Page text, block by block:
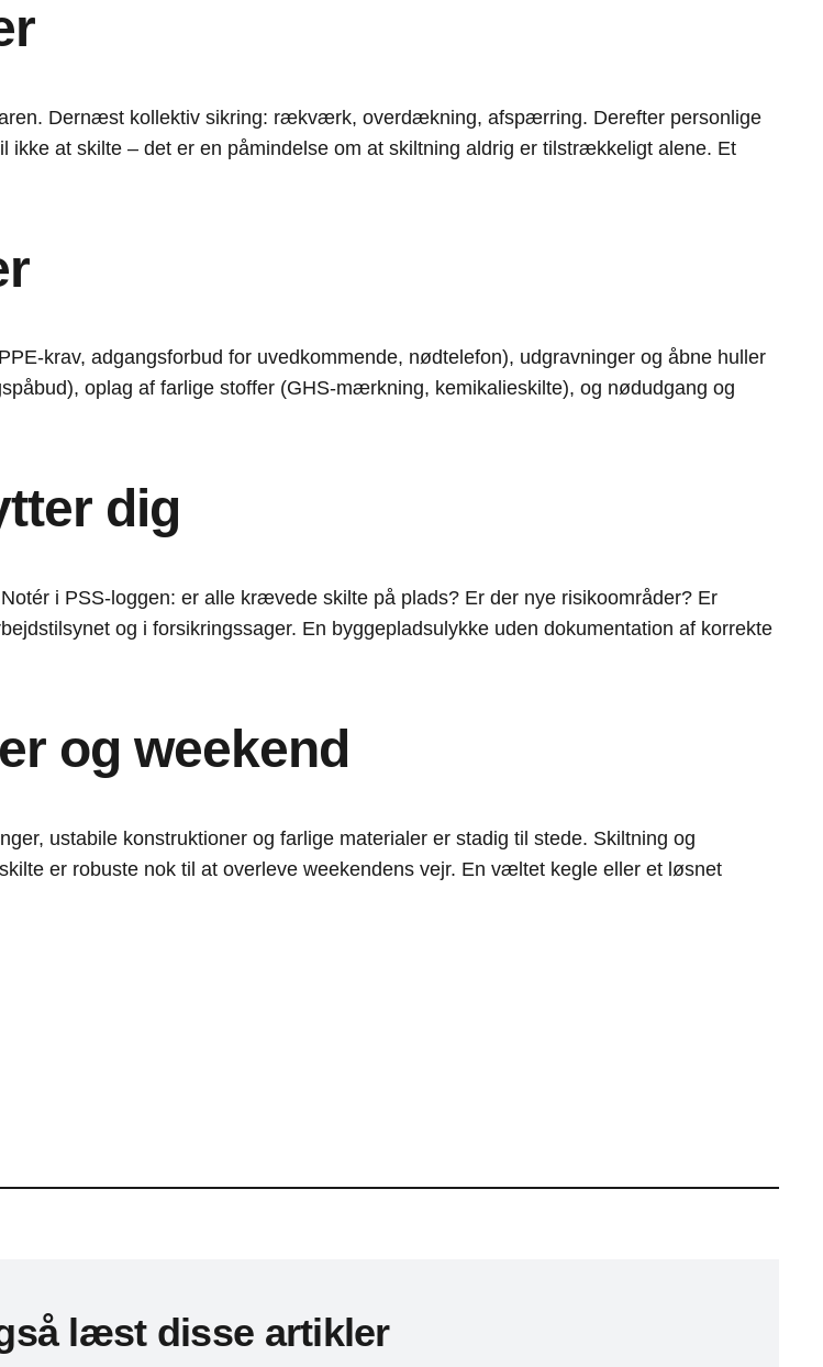
Dernæst kollektiv sikring: rækværk, overdækning, afspærring. Derefter personlige
at skilte – det er en påmindelse om at skiltning aldrig er tilstrækkeligt alene. Et
krav, adgangsforbud for uvedkommende, nødtelefon), udgravninger og åbne huller
oplag af farlige stoffer (GHS-mærkning, kemikalieskilte), og nødudgang og
dig
i PSS-loggen: er alle krævede skilte på plads? Er der nye risikoområder? Er
og i forsikringssager. En byggepladsulykke uden dokumentation af korrekte
og weekend
ustabile konstruktioner og farlige materialer er stadig til stede. Skiltning og
er robuste nok til at overleve weekendens vejr. En væltet kegle eller et løsnet
læst disse artikler